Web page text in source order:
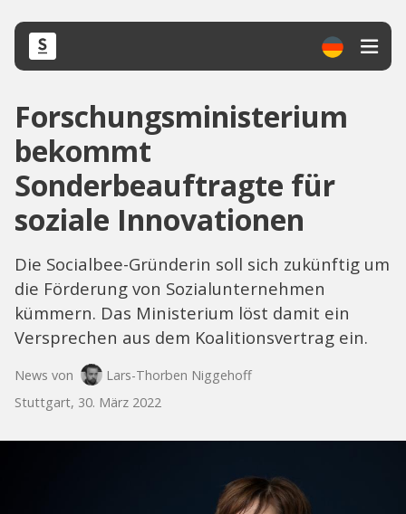
Forschungsministerium
bekommt
Sonderbeauftragte für
soziale Innovationen
Die Socialbee-Gründerin soll sich zukünftig um
die Förderung von Sozialunternehmen
kümmern. Das Ministerium löst damit ein
Versprechen aus dem Koalitionsvertrag ein.
News von
Lars-Thorben Niggehoff
Stuttgart, 30. März 2022